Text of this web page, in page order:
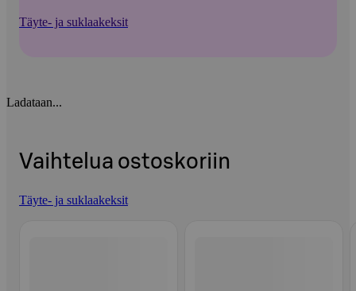
Täyte- ja suklaakeksit
Ladataan...
Vaihtelua ostoskoriin
Täyte- ja suklaakeksit